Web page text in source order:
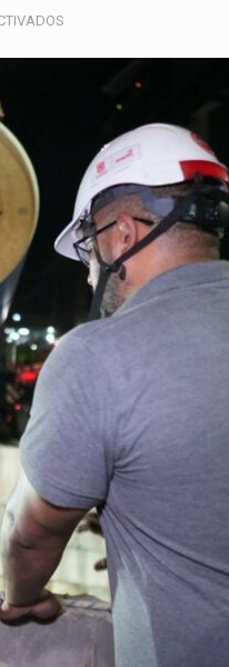
TUNELADORA
ACELERAR
LA
CANALIZACIÓN
DEL
ARROYO
CALLE
85
TRANSFORMAR
MOVILIDAD
NORTE
DE
LA
CIUDAD